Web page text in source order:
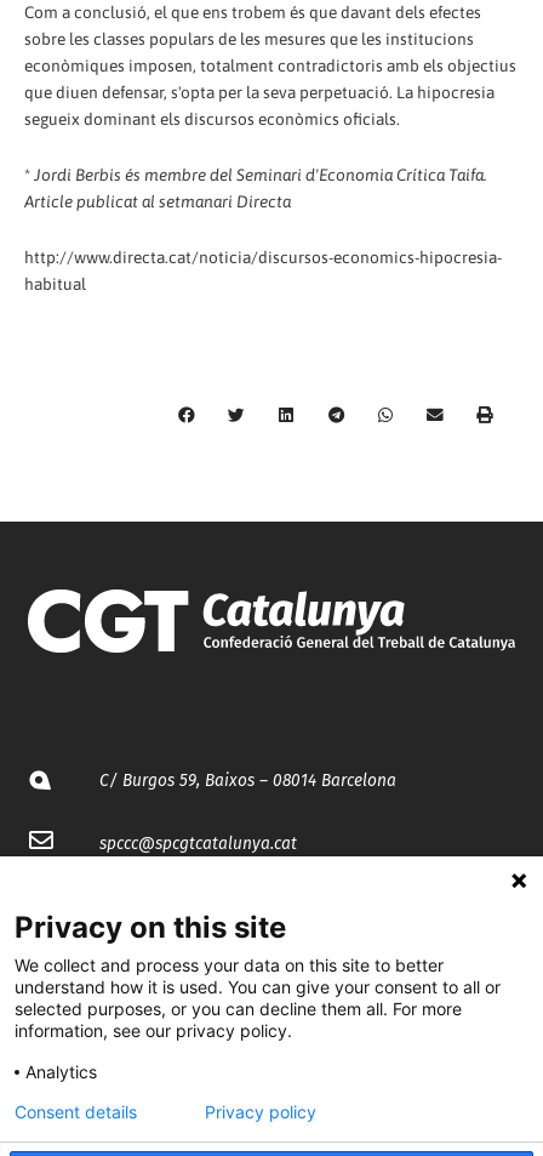
Com a conclusió, el que ens trobem és que davant dels efectes
sobre les classes populars de les mesures que les institucions
econòmiques imposen, totalment contradictoris amb els objectius
que diuen defensar, s'opta per la seva perpetuació. La hipocresia
segueix dominant els discursos econòmics oficials.
* Jordi Berbis és membre del Seminari d'Economia Crítica Taifa.
Article publicat al setmanari Directa
http://www.directa.cat/noticia/discursos-economics-hipocresia-
habitual
C/ Burgos 59, Baixos – 08014 Barcelona
spccc@spcgtcatalunya.cat
@CGTCatalunya
cgtcatalunya
CGTCatalunya
cgtcatalunya
Privacy on this site
We collect and process your data on this site to better
understand how it is used. You can give your consent to all or
selected purposes, or you can decline them all. For more
information, see our privacy policy.
Analytics
Consent details
Privacy policy